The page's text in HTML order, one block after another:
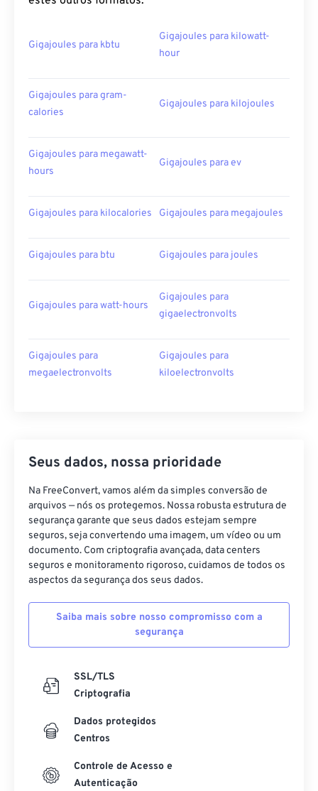
Gigajoules para kbtu
Gigajoules para kilowatt-
hour
Gigajoules para gram-
calories
Gigajoules para kilojoules
Gigajoules para megawatt-
hours
Gigajoules para ev
Gigajoules para kilocalories Gigajoules para megajoules
Gigajoules para btu Gigajoules para joules
Gigajoules para watt-hours
Gigajoules para
gigaelectronvolts
Gigajoules para
megaelectronvolts
Gigajoules para
kiloelectronvolts
Seus dados, nossa prioridade
Na FreeConvert, vamos além da simples conversão de
arquivos — nós os protegemos. Nossa robusta estrutura de
segurança garante que seus dados estejam sempre
seguros, seja convertendo uma imagem, um vídeo ou um
documento. Com criptografia avançada, data centers
seguros e monitoramento rigoroso, cuidamos de todos os
aspectos da segurança dos seus dados.
Saiba mais sobre nosso compromisso com a
segurança
SSL/TLS
Criptografia
Dados protegidos
Centros
Controle de Acesso e
Autenticação